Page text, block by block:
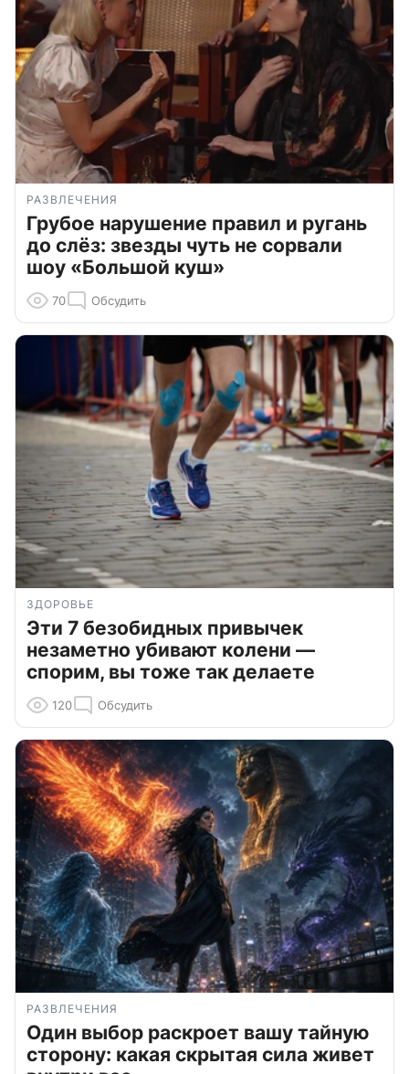
РАЗВЛЕЧЕНИЯ
Грубое нарушение правил и ругань
до слёз: звезды чуть не сорвали
шоу «Большой куш»
70 Обсудить
ЗДОРОВЬЕ
Эти 7 безобидных привычек
незаметно убивают колени —
спорим, вы тоже так делаете
120 Обсудить
РАЗВЛЕЧЕНИЯ
Один выбор раскроет вашу тайную
сторону: какая скрытая сила живет